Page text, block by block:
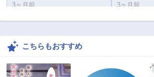
3ヶ月前 3ヶ月前
第65話 第64話
第63話
第61話 第60話
こちらもおすすめ